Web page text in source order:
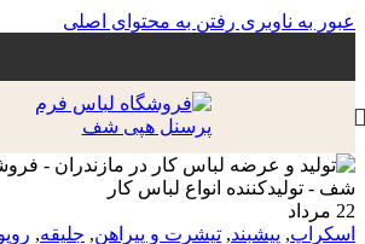
عبور به ناوبری رفتن به محتوای اصلی
22 مرداد
اسکراپ, پیشبند, تیشرت و پیراهن, جلیقه,